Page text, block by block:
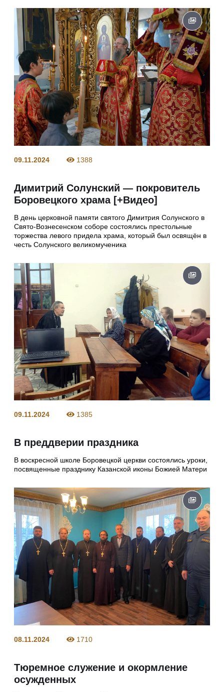
09.11.2024 1388
Димитрий Солунский — покровитель
Боровецкого храма [+Видео]
В день церковной памяти святого Димитрия Солунского в
Свято-Вознесенском соборе состоялись престольные
торжества левого придела храма, который был освящён в
честь Солунского великомученика
09.11.2024 1385
В преддверии праздника
В воскресной школе Боровецкой церкви состоялись уроки,
посвященные празднику Казанской иконы Божией Матери
08.11.2024 1710
Тюремное служение и окормление
осужденных